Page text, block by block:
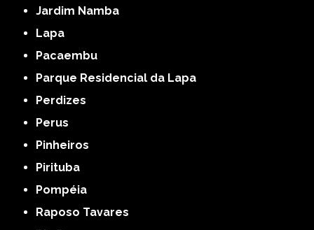
Jardim Namba
Lapa
Pacaembu
Parque Residencial da Lapa
Perdizes
Perus
Pinheiros
Pirituba
Pompéia
Raposo Tavares